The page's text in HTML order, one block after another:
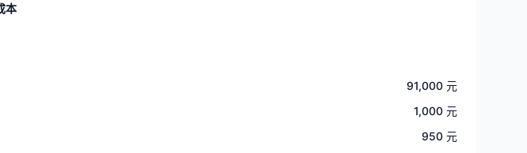
本
91,000 元
1,000 元
950 元